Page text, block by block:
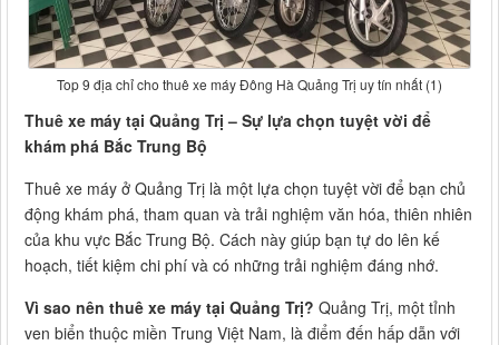
Top 9 địa chỉ cho thuê xe máy Đông Hà Quảng Trị uy tín nhất (1)
Thuê xe máy tại Quảng Trị – Sự lựa chọn tuyệt vời để
khám phá Bắc Trung Bộ
Thuê xe máy ở Quảng Trị là một lựa chọn tuyệt vời để bạn chủ
động khám phá, tham quan và trải nghiệm văn hóa, thiên nhiên
của khu vực Bắc Trung Bộ. Cách này giúp bạn tự do lên kế
hoạch, tiết kiệm chi phí và có những trải nghiệm đáng nhớ.
Vì sao nên thuê xe máy tại Quảng Trị? Quảng Trị, một tỉnh
ven biển thuộc miền Trung Việt Nam, là điểm đến hấp dẫn với